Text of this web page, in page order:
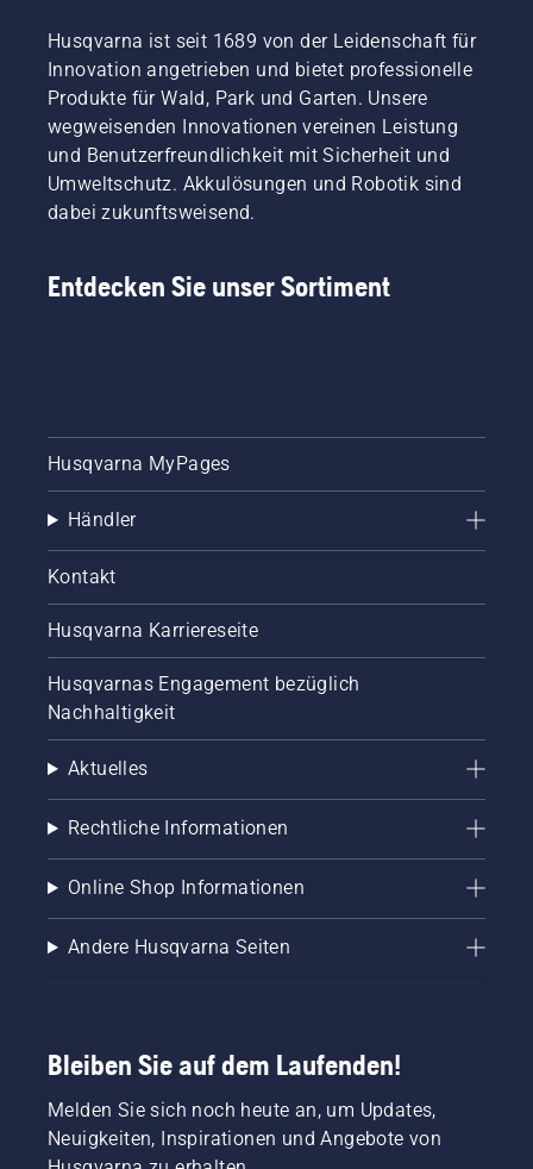
Husqvarna ist seit 1689 von der Leidenschaft für
Innovation angetrieben und bietet professionelle
Produkte für Wald, Park und Garten. Unsere
wegweisenden Innovationen vereinen Leistung
und Benutzerfreundlichkeit mit Sicherheit und
Umweltschutz. Akkulösungen und Robotik sind
dabei zukunftsweisend.
Entdecken Sie unser Sortiment
Husqvarna MyPages
Händler
Kontakt
Husqvarna Karriereseite
Husqvarnas Engagement bezüglich
Nachhaltigkeit
Aktuelles
Rechtliche Informationen
Online Shop Informationen
Andere Husqvarna Seiten
Bleiben Sie auf dem Laufenden!
Melden Sie sich noch heute an, um Updates,
Neuigkeiten, Inspirationen und Angebote von